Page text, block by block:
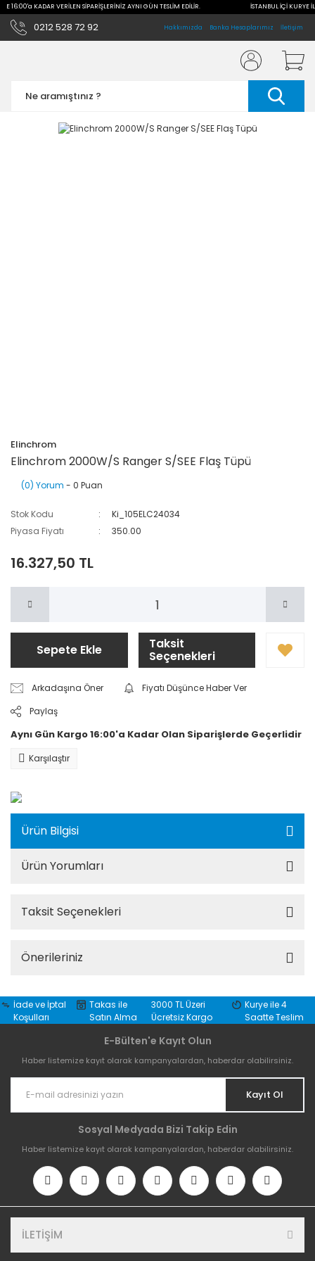
16:00'a KADAR VERİLEN SİPARİŞLERİNİZ AYNI GÜN TESLİM EDİLİR. İSTANBUL İÇİ KURYE
0212 528 72 92 Hakkımızda Banka Hesaplarımız İletişim
Elinchrom
Elinchrom 2000W/S Ranger S/SEE Flaş Tüpü
(0) Yorum - 0 Puan
Stok Kodu
Ki_105ELC24034
Piyasa Fiyatı
350.00
16.327,50 TL
Sepete Ekle Taksit
Seçenekleri
Arkadaşına Öner
Fiyatı Düşünce Haber Ver
Paylaş
Aynı Gün Kargo 16:00'a Kadar Olan Siparişlerde Geçerlidir
Karşılaştır
Ürün Bilgisi
Ürün Yorumları
Taksit Seçenekleri
Önerileriniz
İade ve İptal
Koşulları
Takas ile
Satın Alma
3000 TL Üzeri
Ücretsiz Kargo
Kurye ile 4
Saatte Teslim
E-Bülten'e Kayıt Olun
Haber listemize kayıt olarak kampanyalardan, haberdar olabilirsiniz.
Kayıt Ol
Sosyal Medyada Bizi Takip Edin
Haber listemize kayıt olarak kampanyalardan, haberdar olabilirsiniz.
İLETİŞİM